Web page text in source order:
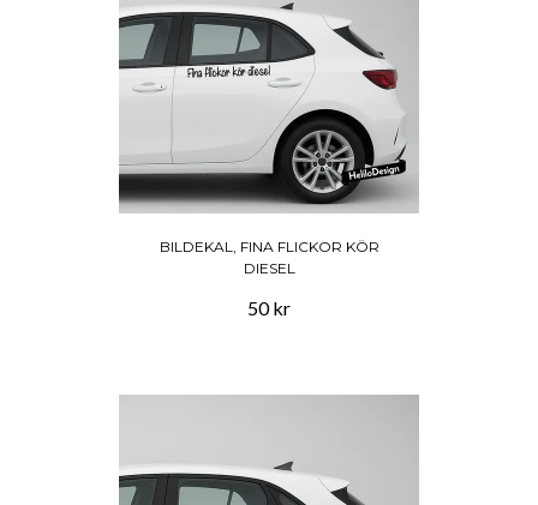
BILDEKAL, FINA FLICKOR KÖR
DIESEL
50 kr